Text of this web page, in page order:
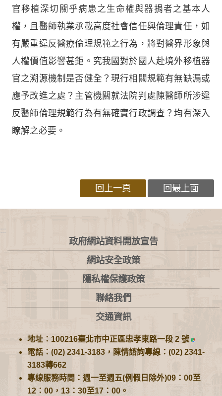
官移植深切關乎病患之生命權與器捐者之基本人
權，且醫師執業承載高度社會信任與倫理責任，如
有嚴重違反醫療倫理規範之行為，將對醫界形象與
人權價值影響甚鉅。究我國對於國人赴境外移植器
官之溯源機制是否健全？現行相關規範有無缺漏或
應予改進之處？主管機關就法院判處陳醫師所涉違
反醫師倫理規範行為有無確實行政調查？均有深入
瞭解之必要。
回上一頁 回最上面
:::
政府網站資料開放宣告
網站安全政策
隱私權保護政策
聯絡我們
交通資訊
地址：100216臺北市中正區忠孝東路一段 2 號
電話：(02) 2341-3183，陳情諮詢專線：(02) 2341-
3183轉662
專線服務時間：週一至週五(例假日除外)09：00至
12：00，13：30至17：00。